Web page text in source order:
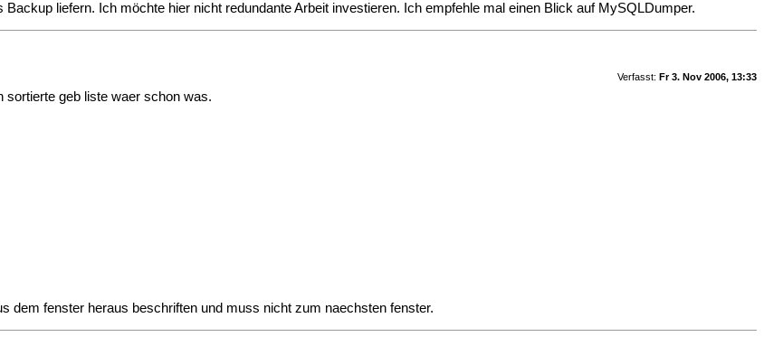
liefern. Ich möchte hier nicht redundante Arbeit investieren. Ich empfehle mal einen Blick auf MySQLDumper.
Verfasst: Fr 3. Nov 2006, 13:33
sortierte geb liste waer schon was.
dem fenster heraus beschriften und muss nicht zum naechsten fenster.